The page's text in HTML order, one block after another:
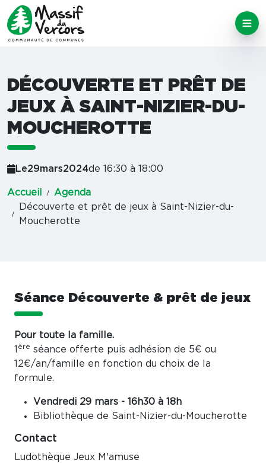
DÉCOUVERTE ET PRÊT DE
JEUX À SAINT-NIZIER-DU-
MOUCHEROTTE
Le29mars2024de 16:30 à 18:00
Accueil
Agenda
Découverte et prêt de jeux à Saint-Nizier-du-
Moucherotte
Séance Découverte & prêt de jeux
Pour toute la famille.
1 ère séance offerte puis adhésion de 5€ ou
12€/an/famille en fonction du choix de la
formule.
Vendredi 29 mars - 16h30 à 18h
Bibliothèque de Saint-Nizier-du-Moucherotte
Contact
Ludothèque Jeux M'amuse